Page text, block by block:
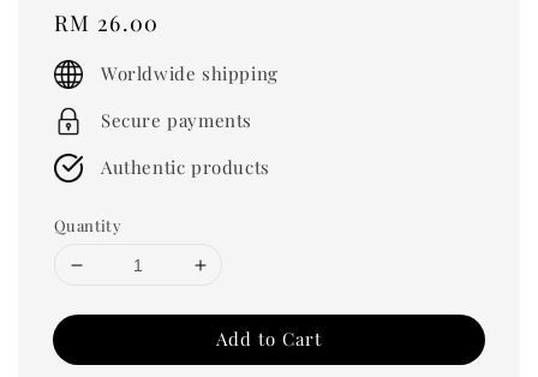
Regular
price
RM 26.00
Worldwide shipping
Secure payments
Authentic products
Quantity
Add to Cart